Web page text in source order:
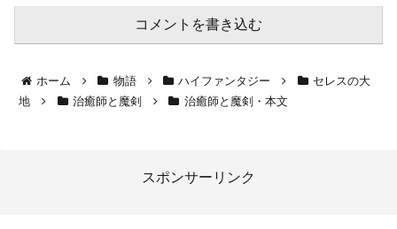
コメントを書き込む
ホーム 物語 ハイファンタジー
セレスの大
地
治癒師と魔剣 治癒師と魔剣・本文
スポンサーリンク